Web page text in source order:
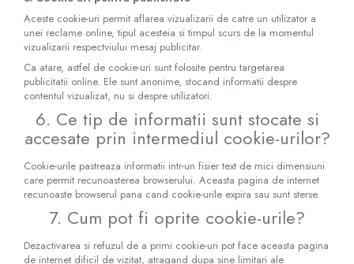
Aceste cookie-uri permit aflarea vizualizarii de catre un utilizator a
unei reclame online, tipul acesteia si timpul scurs de la momentul
vizualizarii respectviului mesaj publicitar.
Ca atare, astfel de cookie-uri sunt folosite pentru targetarea
publicitatii online. Ele sunt anonime, stocand informatii despre
contentul vizualizat, nu si despre utilizatori.
6. Ce tip de informatii sunt stocate si
accesate prin intermediul cookie-urilor?
Cookie-urile pastreaza informatii intr-un fisier text de mici dimensiuni
care permit recunoasterea browserului. Aceasta pagina de internet
recunoaste browserul pana cand cookie-urile expira sau sunt sterse.
7. Cum pot fi oprite cookie-urile?
Dezactivarea si refuzul de a primi cookie-uri pot face aceasta pagina
de internet dificil de vizitat, atragand dupa sine limitari ale